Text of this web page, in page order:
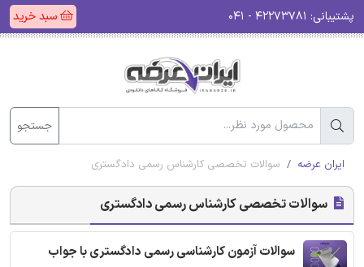
پشتیبانی: سبد خرید
جستجو
ایران عرضه سوالات تخصصی کارشناس رسمی دادگستری
سوالات تخصصی کارشناس رسمی دادگستری
سوالات آزمون کارشناسی رسمی دادگستری با جواب